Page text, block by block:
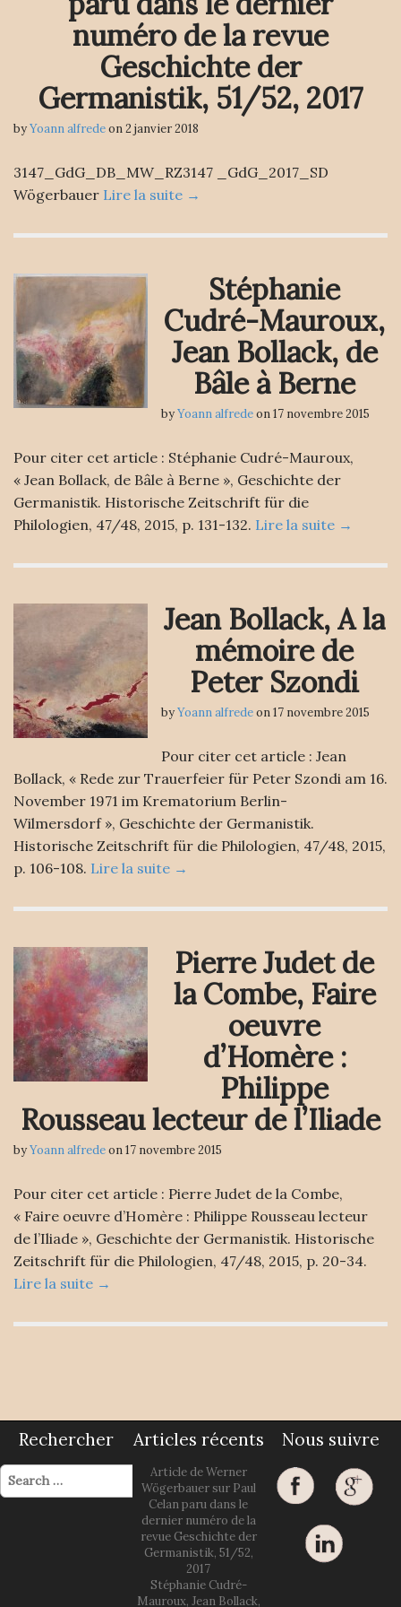
numéro de la revue
Geschichte der
Germanistik, 51/52, 2017
byYoann alfredeon2 janvier 2018
3147_GdG_DB_MW_RZ3147 _GdG_2017_SD
Wögerbauer Lire la suite →
Stéphanie
Cudré-Mauroux,
Jean Bollack, de
Bâle à Berne
byYoann alfredeon17 novembre 2015
Pour citer cet article : Stéphanie Cudré-Mauroux,
« Jean Bollack, de Bâle à Berne », Geschichte der
Germanistik. Historische Zeitschrift für die
Philologien, 47/48, 2015, p. 131-132. Lire la suite →
Jean Bollack, A la
mémoire de
Peter Szondi
byYoann alfredeon17 novembre 2015
Pour citer cet article : Jean
Bollack, « Rede zur Trauerfeier für Peter Szondi am 16.
November 1971 im Krematorium Berlin-
Wilmersdorf », Geschichte der Germanistik.
Historische Zeitschrift für die Philologien, 47/48, 2015,
p. 106-108. Lire la suite →
Pierre Judet de
la Combe, Faire
oeuvre
d’Homère :
Philippe
Rousseau lecteur de l’Iliade
byYoann alfredeon17 novembre 2015
Pour citer cet article : Pierre Judet de la Combe,
« Faire oeuvre d’Homère : Philippe Rousseau lecteur
de l’Iliade », Geschichte der Germanistik. Historische
Zeitschrift für die Philologien, 47/48, 2015, p. 20-34.
Lire la suite →
Rechercher
S
Articles récents
Article de Werner
Wögerbauer sur Paul
Celan paru dans le
dernier numéro de la
revue Geschichte der
Germanistik, 51/52,
2017
Stéphanie Cudré-
Mauroux, Jean Bollack,
Nous suivre